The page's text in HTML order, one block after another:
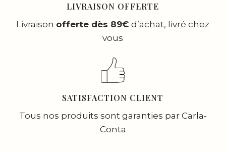
LIVRAISON OFFERTE
Livraison offerte dès 89€ d’achat, livré chez
vous
SATISFACTION CLIENT
Tous nos produits sont garanties par Carla-
Conta